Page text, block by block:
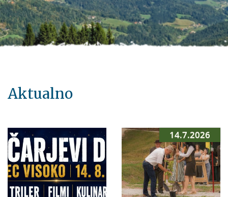
Aktualno
14.7.2026